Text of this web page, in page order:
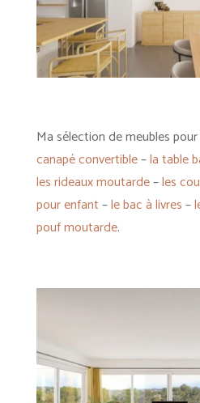
Ma sélection de meubles
canapé convertible–la table
les rideaux moutarde–les
pour enfant–le bac à livres–
pouf moutarde.